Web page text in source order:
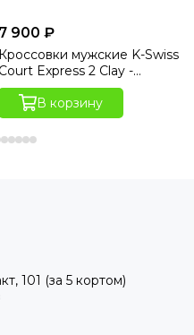
7 900 ₽
Кроссовки мужские K-Swiss
Court Express 2 Clay -
White
В корзину
101 (за 5 кортом)